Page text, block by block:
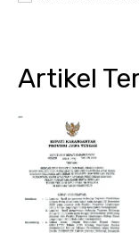
Artikel